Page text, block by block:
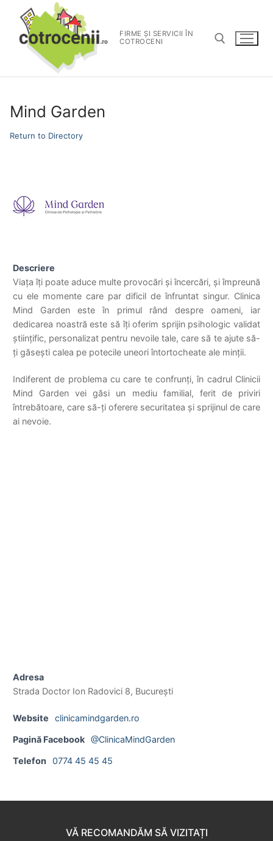
FIRME ȘI SERVICII ÎN
COTROCENI
Mind Garden
Return to Directory
Descriere
Viața îți poate aduce multe provocări și încercări, și împreună
cu ele momente care par dificil de înfruntat singur. Clinica
Mind Garden este în primul rând despre oameni, iar
dedicarea noastră este să îți oferim sprijin psihologic validat
științific, personalizat pentru nevoile tale, care să te ajute să-
ți găsești calea pe potecile uneori întortocheate ale minții.
Indiferent de problema cu care te confrunți, în cadrul Clinicii
Mind Garden vei găsi un mediu familial, ferit de priviri
întrebătoare, care să-ți oferere securitatea și sprijinul de care
ai nevoie.
Adresa
Strada Doctor Ion Radovici 8, București
Website clinicamindgarden.ro
Pagină Facebook @ClinicaMindGarden
Telefon 0774 45 45 45
VĂ RECOMANDĂM SĂ VIZITAȚI